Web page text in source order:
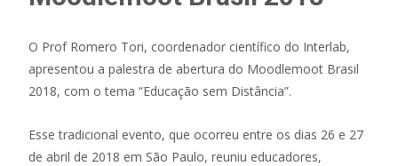
O Prof Romero Tori, coordenador científico do Interlab,
apresentou a palestra de abertura do Moodlemoot Brasil
2018, com o tema “Educação sem Distância”.
Esse tradicional evento, que ocorreu entre os dias 26 e 27
de abril de 2018 em São Paulo, reuniu educadores,